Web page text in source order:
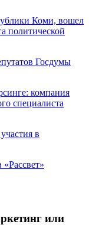
Коми, вошел
политической
Госдумы
компания
специалиста
в
«Рассвет»
или